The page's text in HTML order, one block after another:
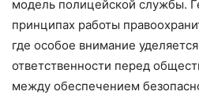
модель полицейской службы.
принципах работы
где особое внимание
ответственности перед
между обеспечением